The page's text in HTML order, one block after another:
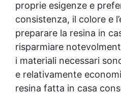
proprie esigenze e
consistenza, il colore e
preparare la resina in
risparmiare
i materiali necessari
e relativamente
resina fatta in casa